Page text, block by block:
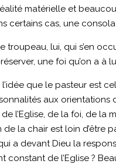
matérielle et
certains cas, une
troupeau, lui, qui s’en
une foi qu’on a à
l’idée que le pasteur est
aux
l’Eglise, de la foi, de
la chair est loin d’être
a devant Dieu la
constant de l’Eglise ?